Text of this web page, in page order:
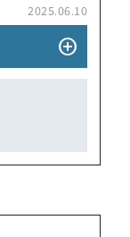
2025.06.10
add_circle